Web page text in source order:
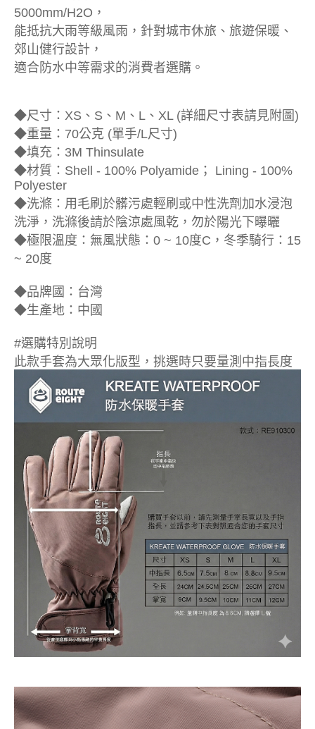
5000mm/H2O，
能抵抗大雨等級風雨，針對城市休旅、旅遊保暖、
郊山健行設計，
適合防水中等需求的消費者選購。
◆尺寸：XS、S、M、L、XL (詳細尺寸表請見附圖)
◆重量：70公克 (單手/L尺寸)
◆填充：3M Thinsulate
◆材質：Shell - 100% Polyamide； Lining - 100%
Polyester
◆洗滌：用毛刷於髒污處輕刷或中性洗劑加水浸泡
洗淨，洗滌後請於陰涼處風乾，勿於陽光下曝曬
◆極限溫度：無風狀態：0 ~ 10度C，冬季騎行：15
~ 20度
◆品牌國：台灣
◆生產地：中國
#選購特別說明
此款手套為大眾化版型，挑選時只要量測中指長度